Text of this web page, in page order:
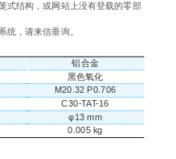
式结构，或网站上没有登载的零部
统，请来信垂询。
铝合金
黑色氧化
M20.32 P0.706
C30-TAT-16
φ13 mm
0.005 kg